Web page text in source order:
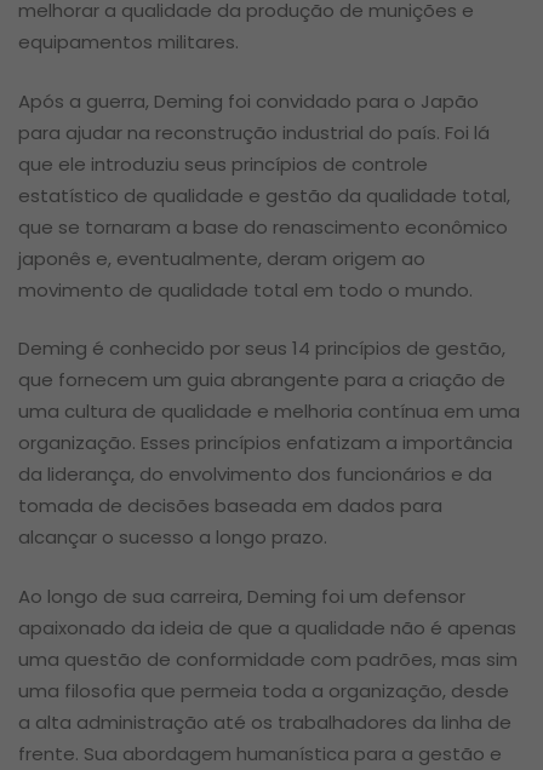
melhorar a qualidade da produção de munições e
equipamentos militares.
Após a guerra, Deming foi convidado para o Japão
para ajudar na reconstrução industrial do país. Foi lá
que ele introduziu seus princípios de controle
estatístico de qualidade e gestão da qualidade total,
que se tornaram a base do renascimento econômico
japonês e, eventualmente, deram origem ao
movimento de qualidade total em todo o mundo.
Deming é conhecido por seus 14 princípios de gestão,
que fornecem um guia abrangente para a criação de
uma cultura de qualidade e melhoria contínua em uma
organização. Esses princípios enfatizam a importância
da liderança, do envolvimento dos funcionários e da
tomada de decisões baseada em dados para
alcançar o sucesso a longo prazo.
Ao longo de sua carreira, Deming foi um defensor
apaixonado da ideia de que a qualidade não é apenas
uma questão de conformidade com padrões, mas sim
uma filosofia que permeia toda a organização, desde
a alta administração até os trabalhadores da linha de
frente. Sua abordagem humanística para a gestão e